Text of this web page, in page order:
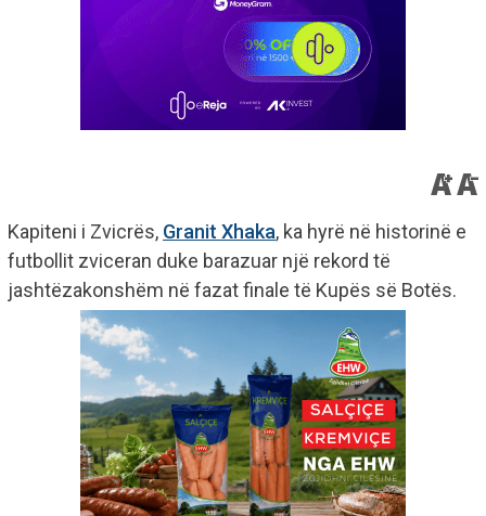
Kapiteni i Zvicrës, Granit Xhaka, ka hyrë në historinë e
futbollit zviceran duke barazuar një rekord të
jashtëzakonshëm në fazat finale të Kupës së Botës.